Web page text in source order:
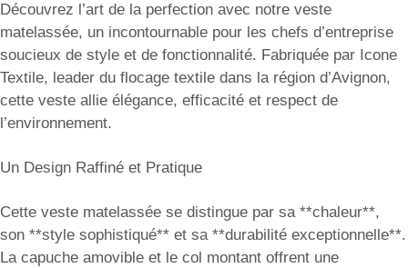
Découvrez l’art de la perfection avec notre veste
matelassée, un incontournable pour les chefs d’entreprise
soucieux de style et de fonctionnalité. Fabriquée par Icone
Textile, leader du flocage textile dans la région d’Avignon,
cette veste allie élégance, efficacité et respect de
l’environnement.
Un Design Raffiné et Pratique
Cette veste matelassée se distingue par sa **chaleur**,
son **style sophistiqué** et sa **durabilité exceptionnelle**.
La capuche amovible et le col montant offrent une